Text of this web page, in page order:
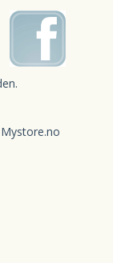
Mystore.no